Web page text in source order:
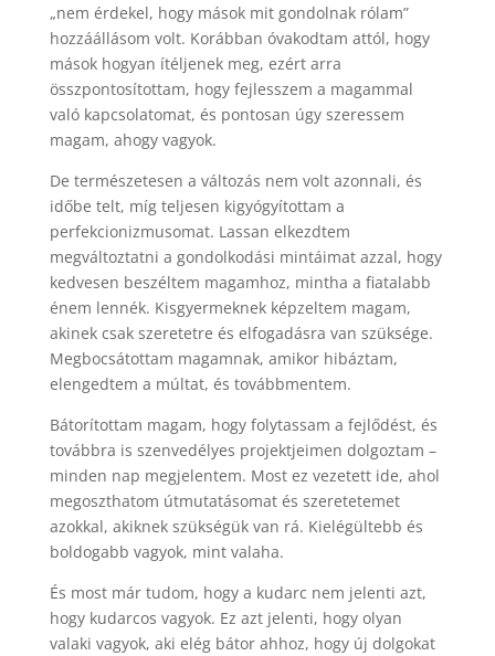
„nem érdekel, hogy mások mit gondolnak rólam”
hozzáállásom volt. Korábban óvakodtam attól, hogy
mások hogyan ítéljenek meg, ezért arra
összpontosítottam, hogy fejlesszem a magammal
való kapcsolatomat, és pontosan úgy szeressem
magam, ahogy vagyok.
De természetesen a változás nem volt azonnali, és
időbe telt, míg teljesen kigyógyítottam a
perfekcionizmusomat. Lassan elkezdtem
megváltoztatni a gondolkodási mintáimat azzal, hogy
kedvesen beszéltem magamhoz, mintha a fiatalabb
énem lennék. Kisgyermeknek képzeltem magam,
akinek csak szeretetre és elfogadásra van szüksége.
Megbocsátottam magamnak, amikor hibáztam,
elengedtem a múltat, és továbbmentem.
Bátorítottam magam, hogy folytassam a fejlődést, és
továbbra is szenvedélyes projektjeimen dolgoztam –
minden nap megjelentem. Most ez vezetett ide, ahol
megoszthatom útmutatásomat és szeretetemet
azokkal, akiknek szükségük van rá. Kielégültebb és
boldogabb vagyok, mint valaha.
És most már tudom, hogy a kudarc nem jelenti azt,
hogy kudarcos vagyok. Ez azt jelenti, hogy olyan
valaki vagyok, aki elég bátor ahhoz, hogy új dolgokat